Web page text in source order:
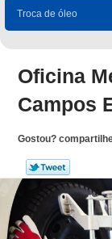
Troca de óleo
Oficina
Campos
Gostou?